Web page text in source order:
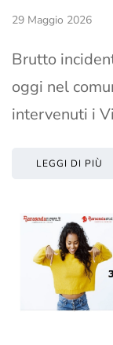
29 Maggio 2026
Brutto
oggi nel
intervenuti i
LEGGI DI PIÙ